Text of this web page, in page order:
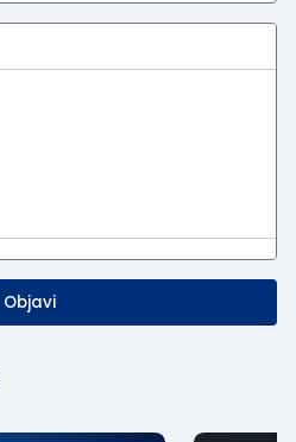
Objavi